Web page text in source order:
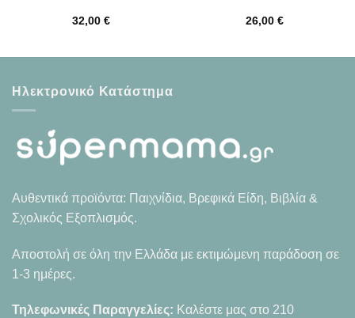
32,00 € 26,00 €
Ηλεκτρονικό Κατάστημα
Αυθεντικά προϊόντα: Παιχνίδια, Βρεφικά Είδη, Βιβλία &
Σχολικός Εξοπλισμός.
Αποστολή σε όλη την Ελλάδα με εκτιμώμενη παράδοση σε
1-3 ημέρες.
Τηλεφωνικές Παραγγελίες: Καλέστε μας στο 210